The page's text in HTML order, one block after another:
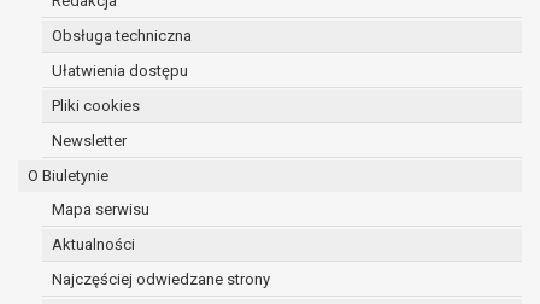
Obsługa techniczna
Ułatwienia dostępu
Pliki cookies
Newsletter
O Biuletynie
Mapa serwisu
Aktualności
Najczęściej odwiedzane strony
Przysługuje Pani/Panu prawo wniesienia skargi do organu
nadzorczego na niezgodne z prawem przetwarzanie
danych osobowych przez administratora.
Organem właściwym do wniesienia skargi jest Prezes
Ochrony Danych Osobowych.
W zależności od sfery, w której przetwarzane są dane
podanie danych osobowych jest dobrowolne albo jest
Pani/Pana dane nie będą poddawane
podejmowaniu decyzji, w tym również profilowaniu.